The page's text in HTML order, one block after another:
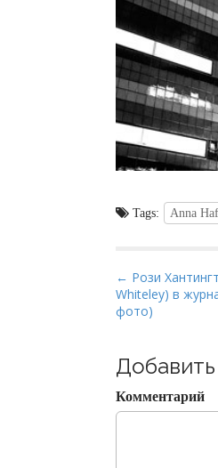
Tags: Anna
P
o
s
n
a
v
← Рози
Whiteley) в
фото)
Комментарий